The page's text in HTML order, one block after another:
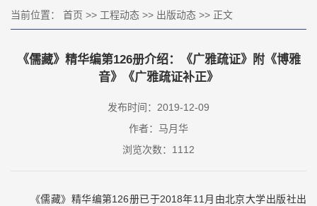
当前位置： 首页 >> 工程动态 >> 出版动态 >> 正文
《儒藏》精华编第126册介绍：《广雅疏证》附《博雅
音》《广雅疏证补正》
发布时间：2019-12-09
作者：马月华
浏览次数： 1112
《儒藏》精华编第126册已于2018年11月由北京大学出版社出